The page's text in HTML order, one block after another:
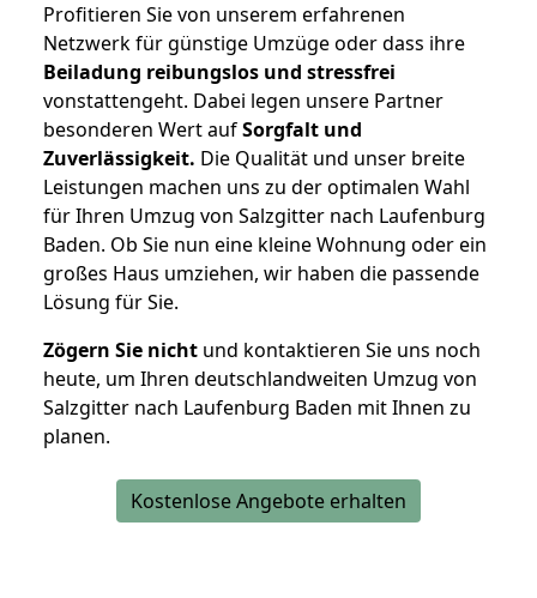
Profitieren Sie von unserem erfahrenen
Netzwerk für günstige Umzüge oder dass ihre
Beiladung reibungslos und stressfrei
vonstattengeht. Dabei legen unsere Partner
besonderen Wert aufSorgfalt und
Zuverlässigkeit. Die Qualität und unser breite
Leistungen machen uns zu der optimalen Wahl
für Ihren Umzug von Salzgitter nach Laufenburg
Baden. Ob Sie nun eine kleine Wohnung oder ein
großes Haus umziehen, wir haben die passende
Lösung für Sie.
Zögern Sie nicht und kontaktieren Sie uns noch
heute, um Ihren deutschlandweiten Umzug von
Salzgitter nach Laufenburg Baden mit Ihnen zu
planen.
Kostenlose Angebote erhalten